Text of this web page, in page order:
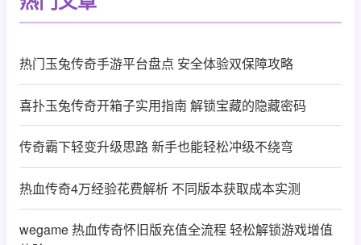
热门玉兔传奇手游平台盘点 安全体验双保障攻略
喜扑玉兔传奇开箱子实用指南 解锁宝藏的隐藏密码
传奇霸下轻变升级思路 新手也能轻松冲级不绕弯
热血传奇4万经验花费解析 不同版本获取成本实测
wegame 热血传奇怀旧版充值全流程 轻松解锁游戏增值